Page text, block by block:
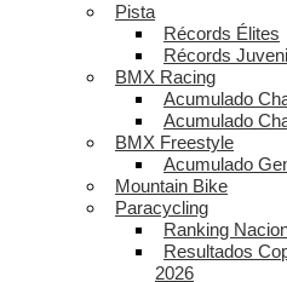
Pista
Récords Élites
Récords
BMX Racing
Acumulado
Acumulado
BMX Freestyle
Acumulado
Mountain Bike
Paracycling
Ranking
Resultados
2026